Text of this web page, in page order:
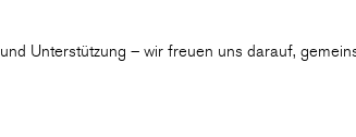
Unterstützung – wir freuen uns darauf,